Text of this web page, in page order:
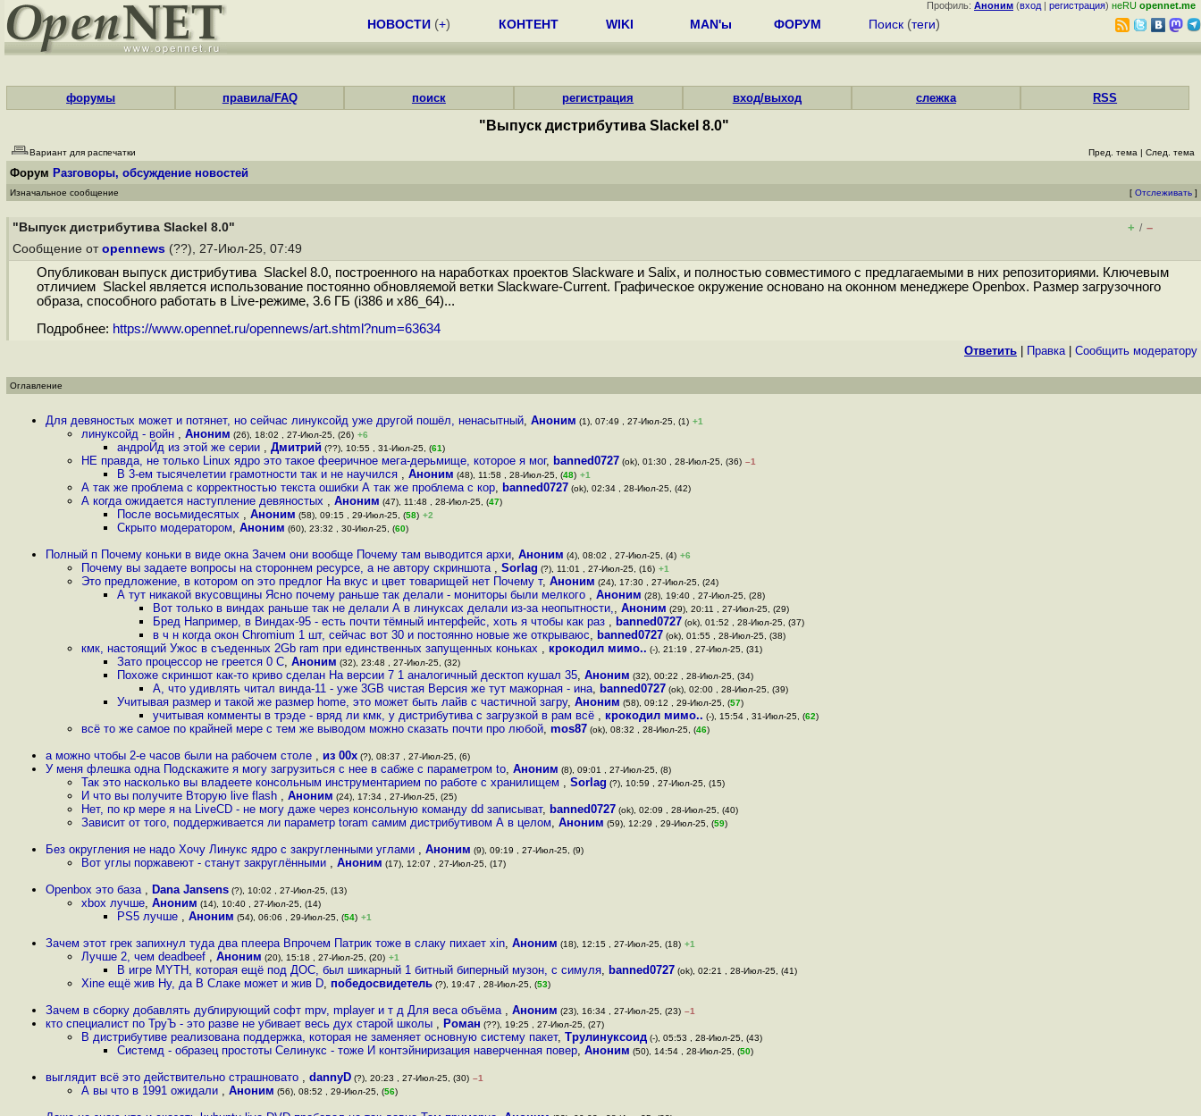
Профиль: Аноним (вход | регистрация) неRU opennet.me
НОВОСТИ (+) КОНТЕНТ WIKI MAN'ы ФОРУМ Поиск (теги)
форумы правила/FAQ поиск регистрация вход/выход слежка RSS
"Выпуск дистрибутива Slackel 8.0"
Вариант для распечатки Пред. тема | След. тема
Форум Разговоры, обсуждение новостей
Изначальное сообщение [ Отслеживать ]
"Выпуск дистрибутива Slackel 8.0" + / –
Сообщение от opennews (??), 27-Июл-25, 07:49
Опубликован выпуск дистрибутива Slackel 8.0, построенного на наработках проектов Slackware и Salix, и полностью совместимого с предлагаемыми в них репозиториями. Ключевым
отличием Slackel является использование постоянно обновляемой ветки Slackware-Current. Графическое окружение основано на оконном менеджере Openbox. Размер загрузочного
образа, способного работать в Live-режиме, 3.6 ГБ (i386 и x86_64)...
Подробнее: https://www.opennet.ru/opennews/art.shtml?num=63634
Ответить Правка| Cообщить модератору
Оглавление
Для девяностых может и потянет, но сейчас линуксойд уже другой пошёл, ненасытный, Аноним (1), 07:49 , 27-Июл-25, (1) +1
линуксойд - войн , Аноним (26), 18:02 , 27-Июл-25, (26) +6
андроЙд из этой же серии , Дмитрий (??), 10:55 , 31-Июл-25, (61)
НЕ правда, не только Linux ядро это такое фееричное мега-дерьмище, которое я мог, banned0727 (ok), 01:30 , 28-Июл-25, (36) –1
В 3-ем тысячелетии грамотности так и не научился , Аноним (48), 11:58 , 28-Июл-25, (48) +1
А так же проблема с корректностью текста ошибки А так же проблема с кор, banned0727 (ok), 02:34 , 28-Июл-25, (42)
А когда ожидается наступление девяностых , Аноним (47), 11:48 , 28-Июл-25, (47)
После восьмидесятых , Аноним (58), 09:15 , 29-Июл-25, (58) +2
Скрыто модератором, Аноним (60), 23:32 , 30-Июл-25, (60)
Полный п Почему коньки в виде окна Зачем они вообще Почему там выводится архи, Аноним (4), 08:02 , 27-Июл-25, (4) +6
Почему вы задаете вопросы на стороннем ресурсе, а не автору скриншота , Sorlag (?), 11:01 , 27-Июл-25, (16) +1
Это предложение, в котором on это предлог На вкус и цвет товарищей нет Почему т, Аноним (24), 17:30 , 27-Июл-25, (24)
А тут никакой вкусовщины Ясно почему раньше так делали - мониторы были мелкого , Аноним (28), 19:40 , 27-Июл-25, (28)
Вот только в виндах раньше так не делали А в линуксах делали из-за неопытности,, Аноним (29), 20:11 , 27-Июл-25, (29)
Бред Например, в Виндах-95 - есть почти тёмный интерфейс, хоть я чтобы как раз , banned0727 (ok), 01:52 , 28-Июл-25, (37)
в ч н когда окон Chromium 1 шт, сейчас вот 30 и постоянно новые же открываюс, banned0727 (ok), 01:55 , 28-Июл-25, (38)
кмк, настоящий Ужос в съеденных 2Gb ram при единственных запущенных коньках , крокодил мимо.. (-), 21:19 , 27-Июл-25, (31)
Зато процессор не греется 0 C, Аноним (32), 23:48 , 27-Июл-25, (32)
Похоже скриншот как-то криво сделан На версии 7 1 аналогичный десктоп кушал 35, Аноним (32), 00:22 , 28-Июл-25, (34)
А, что удивлять читал винда-11 - уже 3GB чистая Версия же тут мажорная - ина, banned0727 (ok), 02:00 , 28-Июл-25, (39)
Учитывая размер и такой же размер home, это может быть лайв с частичной загру, Аноним (58), 09:12 , 29-Июл-25, (57)
учитывая комменты в трэде - вряд ли кмк, у дистрибутива с загрузкой в рам всё , крокодил мимо.. (-), 15:54 , 31-Июл-25, (62)
всё то же самое по крайней мере с тем же выводом можно сказать почти про любой, mos87 (ok), 08:32 , 28-Июл-25, (46)
а можно чтобы 2-е часов были на рабочем столе , из 00х (?), 08:37 , 27-Июл-25, (6)
У меня флешка одна Подскажите я могу загрузиться с нее в сабже с параметром to, Аноним (8), 09:01 , 27-Июл-25, (8)
Так это насколько вы владеете консольным инструментарием по работе с хранилищем , Sorlag (?), 10:59 , 27-Июл-25, (15)
И что вы получите Вторую live flash , Аноним (24), 17:34 , 27-Июл-25, (25)
Нет, по кр мере я на LiveCD - не могу даже через консольную команду dd записыват, banned0727 (ok), 02:09 , 28-Июл-25, (40)
Зависит от того, поддерживается ли параметр toram самим дистрибутивом А в целом, Аноним (59), 12:29 , 29-Июл-25, (59)
Без округления не надо Хочу Линукс ядро с закругленными углами , Аноним (9), 09:19 , 27-Июл-25, (9)
Вот углы поржавеют - станут закруглёнными , Аноним (17), 12:07 , 27-Июл-25, (17)
Openbox это база , Dana Jansens (?), 10:02 , 27-Июл-25, (13)
xbox лучше, Аноним (14), 10:40 , 27-Июл-25, (14)
PS5 лучше , Аноним (54), 06:06 , 29-Июл-25, (54) +1
Зачем этот грек запихнул туда два плеера Впрочем Патрик тоже в слаку пихает xin, Аноним (18), 12:15 , 27-Июл-25, (18) +1
Лучше 2, чем deadbeef , Аноним (20), 15:18 , 27-Июл-25, (20) +1
В игре MYTH, которая ещё под ДОС, был шикарный 1 битный биперный музон, с симуля, banned0727 (ok), 02:21 , 28-Июл-25, (41)
Xine ещё жив Ну, да В Слаке может и жив D, победосвидетель (?), 19:47 , 28-Июл-25, (53)
Зачем в сборку добавлять дублирующий софт mpv, mplayer и т д Для веса объёма , Аноним (23), 16:34 , 27-Июл-25, (23) –1
кто специалист по ТруЪ - это разве не убивает весь дух старой школы , Роман (??), 19:25 , 27-Июл-25, (27)
В дистрибутиве реализована поддержка, которая не заменяет основную систему пакет, Трулинуксоид (-), 05:53 , 28-Июл-25, (43)
Системд - образец простоты Селинукс - тоже И контэйниризация наверченная повер, Аноним (50), 14:54 , 28-Июл-25, (50)
выглядит всё это действительно страшновато , dannyD (?), 20:23 , 27-Июл-25, (30) –1
А вы что в 1991 ожидали , Аноним (56), 08:52 , 29-Июл-25, (56)